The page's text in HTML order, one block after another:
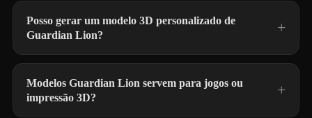
Posso gerar um modelo 3D personalizado de
Guardian Lion?
Modelos Guardian Lion servem para jogos ou
impressão 3D?